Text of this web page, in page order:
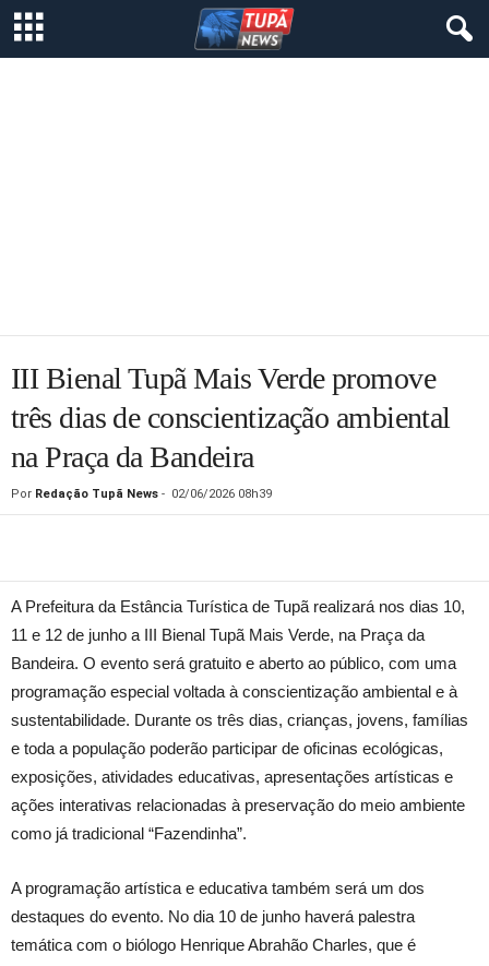
III Bienal Tupã Mais Verde promove
três dias de conscientização ambiental
na Praça da Bandeira
Por Redação Tupã News - 02/06/2026 08h39
A Prefeitura da Estância Turística de Tupã realizará nos dias 10,
11 e 12 de junho a III Bienal Tupã Mais Verde, na Praça da
Bandeira. O evento será gratuito e aberto ao público, com uma
programação especial voltada à conscientização ambiental e à
sustentabilidade. Durante os três dias, crianças, jovens, famílias
e toda a população poderão participar de oficinas ecológicas,
exposições, atividades educativas, apresentações artísticas e
ações interativas relacionadas à preservação do meio ambiente
como já tradicional “Fazendinha”.
A programação artística e educativa também será um dos
destaques do evento. No dia 10 de junho haverá palestra
temática com o biólogo Henrique Abrahão Charles, que é